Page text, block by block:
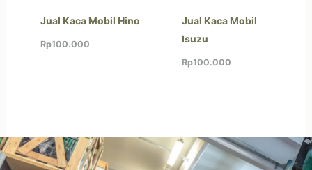
Jual Kaca Mobil Hino
Rp100.000
Jual Kaca Mobil
Isuzu
Rp100.000